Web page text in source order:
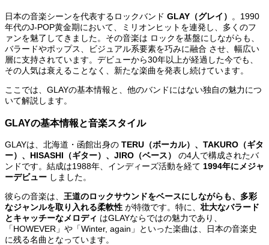
日本の音楽シーンを代表するロックバンド GLAY（グレイ） 。1990
年代のJ-POP黄金期において、ミリオンヒットを連発し、多くのフ
ァンを魅了してきました。その音楽は ロックを基盤にしながらも、
バラードやポップス、ビジュアル系要素を巧みに融合 させ、幅広い
層に支持されています。デビューから30年以上が経過した今でも、
その人気は衰えることなく、新たな楽曲を発表し続けています。
ここでは、GLAYの基本情報と、他のバンドにはない独自の魅力につ
いて解説します。
GLAYの基本情報と音楽スタイル
GLAYは、北海道・函館出身の TERU（ボーカル）、TAKURO（ギタ
ー）、HISASHI（ギター）、JIRO（ベース）
の4人で構成されたバ
ンドです。結成は1988年、インディーズ活動を経て 1994年にメジャ
ーデビュー しました。
彼らの音楽は、 王道のロックサウンドをベースにしながらも、多彩
なジャンルを取り入れる柔軟性 が特徴です。特に、 壮大なバラード
とキャッチーなメロディ はGLAYならではの魅力であり、
「HOWEVER」や「Winter, again」といった楽曲は、日本の音楽史
に残る名曲となっています。